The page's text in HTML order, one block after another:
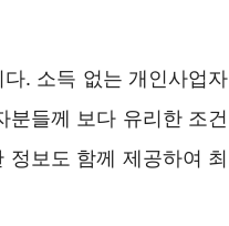
. 소득 없는 개인사업자
분들께 보다 유리한 조건
보도 함께 제공하여 최